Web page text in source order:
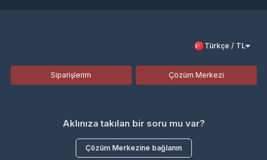
Türkçe / TL
Siparişlerim Çözüm Merkezi
Aklınıza takılan bir soru mu var?
Çözüm Merkezine bağlanın